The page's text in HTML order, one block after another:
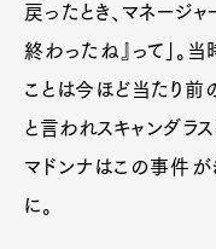
戻ったとき、マネージ
終わったね』って」。
ことは今ほど当たり前
と言われスキャンダラ
マドンナはこの事件が
に。